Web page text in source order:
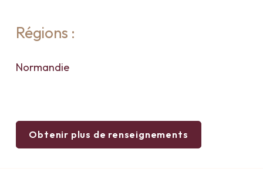
Régions :
Normandie
Obtenir plus de renseignements